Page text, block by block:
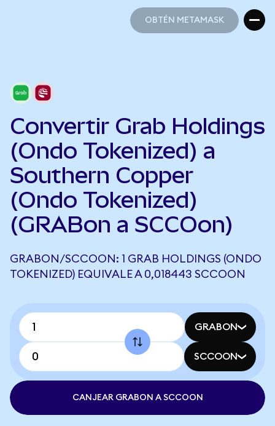
OBTÉN METAMASK
Convertir Grab Holdings
(Ondo Tokenized) a
Southern Copper
(Ondo Tokenized)
(GRABon a SCCOon)
GRABON/SCCOON: 1 GRAB HOLDINGS (ONDO
TOKENIZED) EQUIVALE A 0,018443 SCCOON
GRABON
SCCOON
CANJEAR GRABON A SCCOON